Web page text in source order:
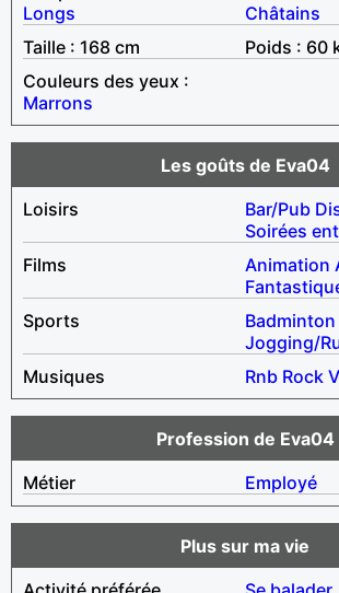
Longs
Châtains
Taille : 168 cm
Poids : 60
Couleurs des yeux :
Marrons
Les goûts de Eva04
Loisirs
Bar/Pub
Soirées
Films
Animation
Sports
Badminton
Jogging/
Musiques
Rnb Rock
Profession de Eva04
Métier
Employé
Plus sur ma vie